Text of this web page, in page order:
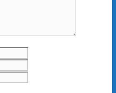
Adresse